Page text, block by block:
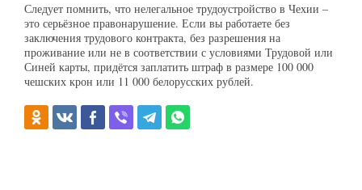
Следует помнить, что нелегальное трудоустройство в Чехии –
это серьёзное правонарушение. Если вы работаете без
заключения трудового контракта, без разрешения на
проживание или не в соответствии с условиями Трудовой или
Синей карты, придётся заплатить штраф в размере 100 000
чешских крон или 11 000 белорусских рублей.